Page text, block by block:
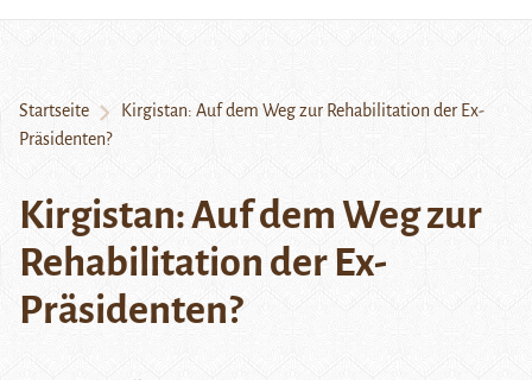
Startseite
Kirgistan: Auf dem Weg zur Rehabilitation der Ex-
Präsidenten?
Kirgistan: Auf dem Weg zur
Rehabilitation der Ex-
Präsidenten?